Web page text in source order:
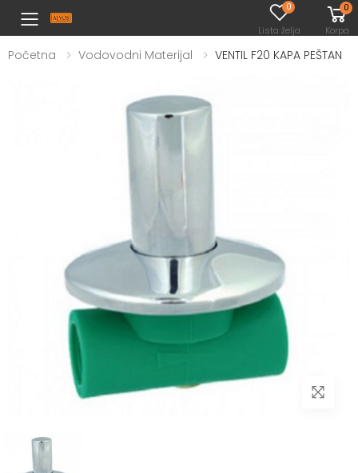
Toggle mobile menu
0
Lista želja
0
Korpa
Početna Vodovodni Materijal VENTIL F20 KAPA PEŠTAN